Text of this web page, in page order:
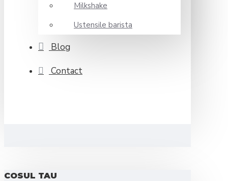
Milkshake
Ustensile barista
Blog
Contact
COSUL TAU